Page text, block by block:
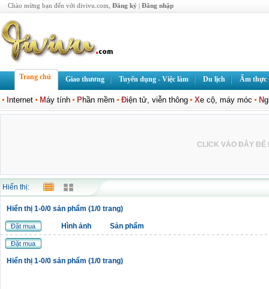
Chào mừng bạn đến với divivu.com, Đăng ký | Đăng nhập
Trang chủ Giao thương Tuyển dụng - Việc làm Du lịch Ẩm thực
nternet Máy tính Phần mềm Điện tử, viễn thông Xe cộ, máy móc N
CLICK VÀO ĐÂY ĐỂ
Hiển thị:
Hiển thị 1-0/0 sản phẩm (1/0 trang)
Đặt mua Hình ảnh Sản phẩm
Đặt mua
Hiển thị 1-0/0 sản phẩm (1/0 trang)